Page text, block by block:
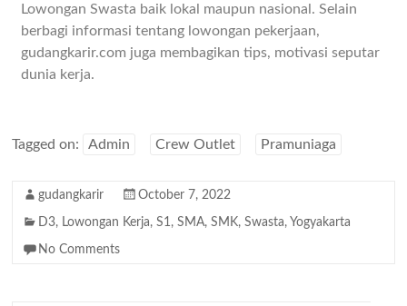
Lowongan Swasta baik lokal maupun nasional. Selain
berbagi informasi tentang lowongan pekerjaan,
gudangkarir.com juga membagikan tips, motivasi seputar
dunia kerja.
Tagged on: Admin Crew Outlet Pramuniaga
gudangkarir October 7, 2022
D3, Lowongan Kerja,S1,SMA,SMK,Swasta, Yogyakarta
No Comments